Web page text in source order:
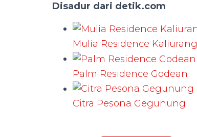
Disadur dari detik.com
Mulia Residence Kaliurang
Palm Residence Godean
Citra Pesona Gegunung